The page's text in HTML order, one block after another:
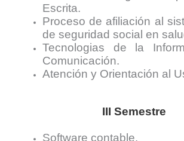
Escrita.
Proceso de afiliación al
de seguridad social en
Tecnologias de la
Comunicación.
Atención y Orientación al
III Semestre
Software contable.